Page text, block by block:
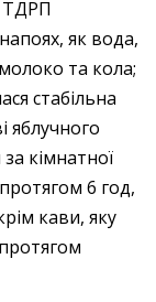
ТДРП
як вода,
та кола;
стабільна
яблучного
кімнатної
6 год,
кави, яку